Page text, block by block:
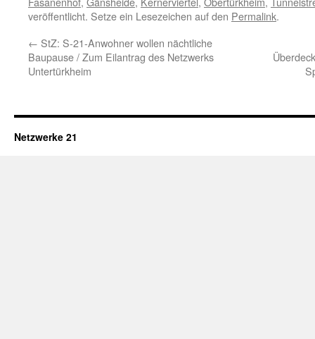
veröffentlicht. Setze ein Lesezeichen auf den Permalink.
← StZ: S-21-Anwohner wollen nächtliche
Baupause / Zum Eilantrag des Netzwerks
Untertürkheim
Netzwerke 21